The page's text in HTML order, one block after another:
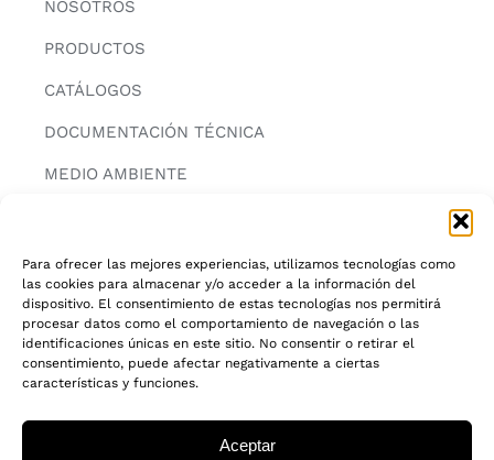
Para ofrecer las mejores experiencias, utilizamos tecnologías como
las cookies para almacenar y/o acceder a la información del
dispositivo. El consentimiento de estas tecnologías nos permitirá
procesar datos como el comportamiento de navegación o las
identificaciones únicas en este sitio. No consentir o retirar el
consentimiento, puede afectar negativamente a ciertas
características y funciones.
Aceptar
NOSOTROS
PRODUCTOS
CATÁLOGOS
DOCUMENTACIÓN TÉCNICA
MEDIO AMBIENTE
INFORMACIÓN
AVISO LEGAL
POLITICA DE PRIVACIDAD